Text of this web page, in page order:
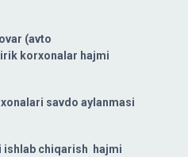
(avto
korxonalar hajmi
savdo aylanmasi
ishlab chiqarish hajmi